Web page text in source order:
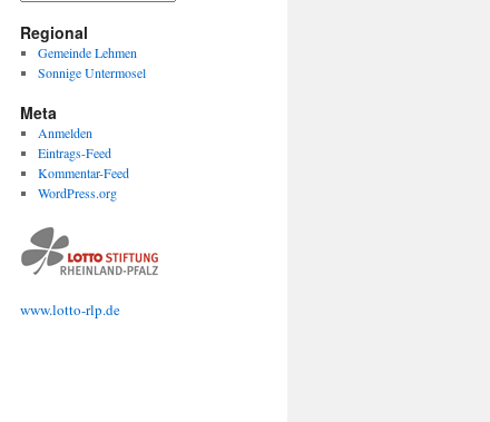
Regional
Gemeinde Lehmen
Sonnige Untermosel
Meta
Anmelden
Eintrags-Feed
Kommentar-Feed
WordPress.org
www.lotto-rlp.de